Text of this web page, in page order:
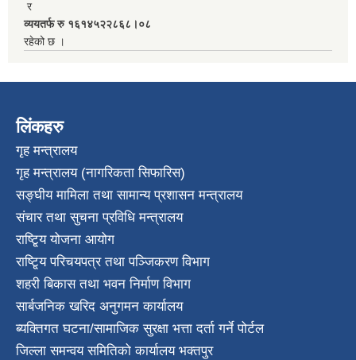
र
व्ययतर्फ रु १६१४५२२८६८।०८
रहेको छ ।
लिंकहरु
गृह मन्त्रालय
गृह मन्त्रालय (नागरिकता सिफारिस)
सङ्घीय मामिला तथा सामान्य प्रशासन मन्त्रालय
संचार तथा सुचना प्रविधि मन्त्रालय
राष्टि्ृय योजना आयोग
राष्टि्ृय परिचयपत्र तथा पञ्जिकरण विभाग
शहरी बिकास तथा भवन निर्माण विभाग
सार्बजनिक खरिद अनुगमन कार्यालय
ब्यक्तिगत घटना/सामाजिक सुरक्षा भत्ता दर्ता गर्ने पोर्टल
जिल्ला समन्वय समितिको कार्यालय भक्तपुर